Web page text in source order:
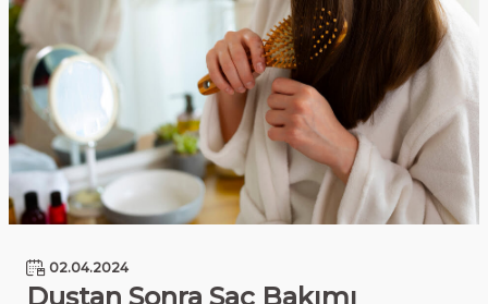
02.04.2024
Duştan Sonra Saç Bakımı